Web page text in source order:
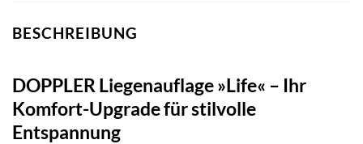
BESCHREIBUNG
DOPPLER Liegenauflage »Life« – Ihr
Komfort-Upgrade für stilvolle
Entspannung